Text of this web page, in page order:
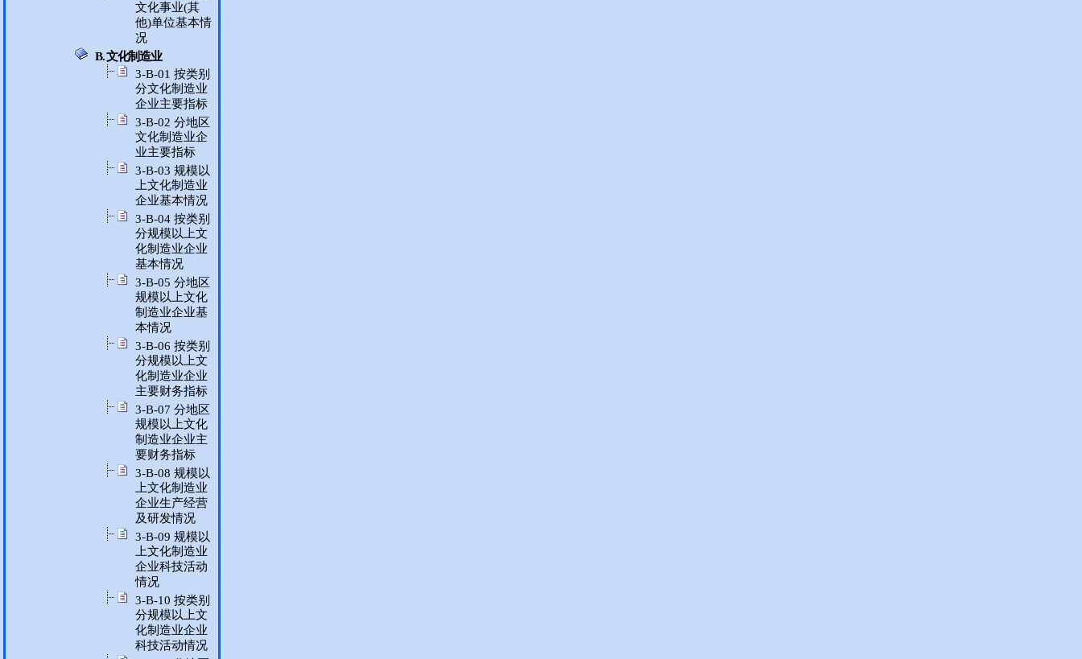
文化事业(其
他)单位基本情
况
B. 文化制造业
3-B-01 按类别
分文化制造业
企业主要指标
3-B-02 分地区
文化制造业企
业主要指标
3-B-03 规模以
上文化制造业
企业基本情况
3-B-04 按类别
分规模以上文
化制造业企业
基本情况
3-B-05 分地区
规模以上文化
制造业企业基
本情况
3-B-06 按类别
分规模以上文
化制造业企业
主要财务指标
3-B-07 分地区
规模以上文化
制造业企业主
要财务指标
3-B-08 规模以
上文化制造业
企业生产经营
及研发情况
3-B-09 规模以
上文化制造业
企业科技活动
情况
3-B-10 按类别
分规模以上文
化制造业企业
科技活动情况